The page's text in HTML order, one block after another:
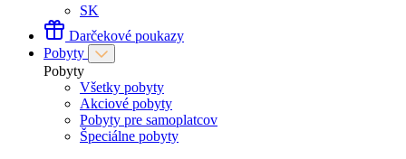
SK
Darčekové poukazy
Pobyty
Pobyty
Všetky pobyty
Akciové pobyty
Pobyty pre samoplatcov
Špeciálne pobyty